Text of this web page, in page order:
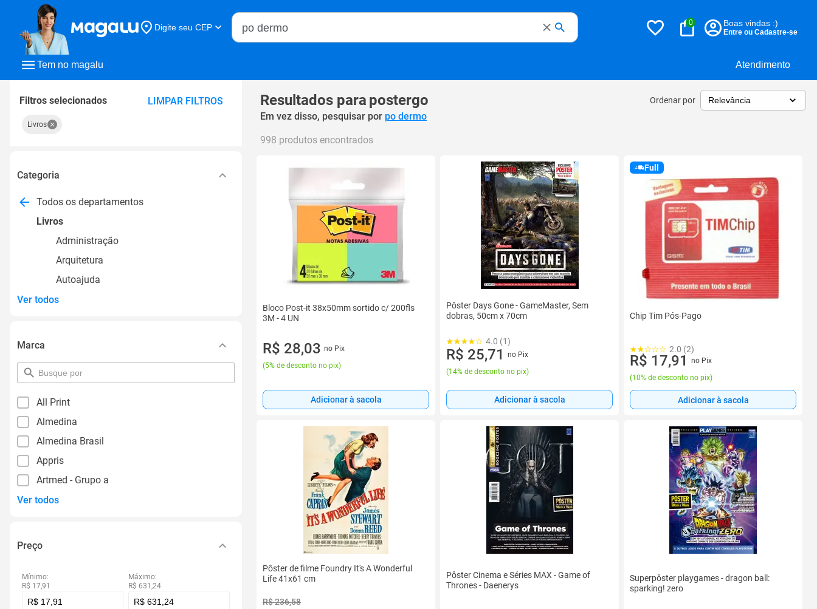
Tem no magalu Atendimento
Digite seu CEP
Buscar no Magalu
0 Boas vindas :)
Entre ou Cadastre-se
Filtros selecionados LIMPAR FILTROS
Livros
Categoria
Todos os departamentos
Livros
Administração
Arquitetura
Autoajuda
Ver todos
Marca
pesquisar
por
All Print
Almedina
Almedina Brasil
Appris
Artmed - Grupo a
Ver todos
Preço
Mínimo:
R$ 17,91
Máximo:
R$ 631,24
Resultados para postergo Ordenar por
Em vez disso, pesquisar por po dermo
998 produtos encontrados
Bloco Post-it 38x50mm sortido c/ 200fls
3M - 4 UN
R$ 28,03 no Pix
(5% de desconto no pix)
Adicionar à sacola
Pôster Days Gone - GameMaster, Sem
dobras, 50cm x 70cm
4.0 (1)
R$ 25,71
no Pix
(14% de desconto no pix)
Adicionar à sacola
Full
Chip Tim Pós-Pago
2.0 (2)
R$ 17,91
no Pix
(10% de desconto no pix)
Adicionar à sacola
Pôster de filme Foundry It's A Wonderful
Life 41x61 cm
R$ 236,58
Pôster Cinema e Séries MAX - Game of
Thrones - Daenerys
Superpôster playgames - dragon ball:
sparking! zero